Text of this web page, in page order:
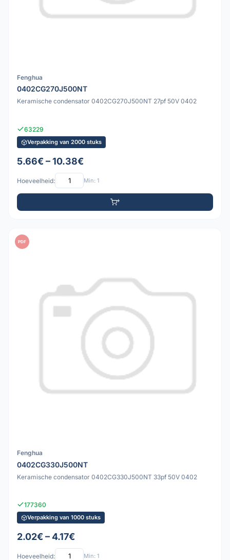
Fenghua
0402CG270J500NT
Keramische condensator 0402CG270J500NT 27pf 50V 0402
63229
Verpakking van 2000 stuks
5.66€ – 10.38€
Hoeveelheid: Min: 1
PDF
Fenghua
0402CG330J500NT
Keramische condensator 0402CG330J500NT 33pf 50V 0402
177360
Verpakking van 1000 stuks
2.02€ – 4.17€
Hoeveelheid: Min: 1